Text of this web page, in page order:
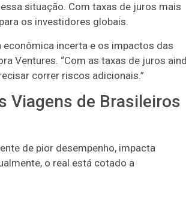
situação. Com taxas de juros mais
os investidores globais.
incerta e os impactos das
Ventures. “Com as taxas de juros
correr riscos adicionais.”
Viagens de Brasileiros
de pior desempenho, impacta
o real está cotado a